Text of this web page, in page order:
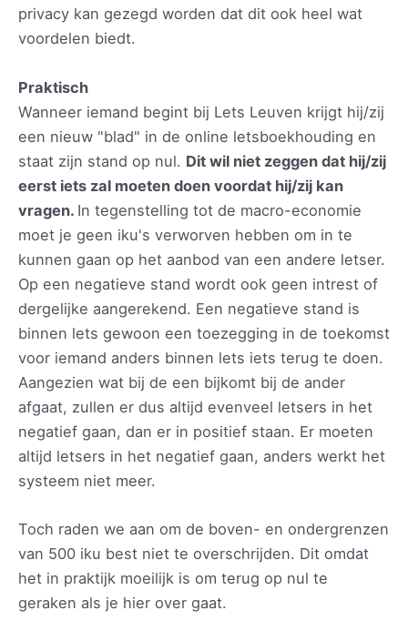
privacy kan gezegd worden dat dit ook heel wat
voordelen biedt.
Praktisch
Wanneer iemand begint bij Lets Leuven krijgt hij/zij
een nieuw "blad" in de online letsboekhouding en
staat zijn stand op nul. Dit wil niet zeggen dat hij/zij
eerst iets zal moeten doen voordat hij/zij kan
vragen. In tegenstelling tot de macro-economie
moet je geen iku's verworven hebben om in te
kunnen gaan op het aanbod van een andere letser.
Op een negatieve stand wordt ook geen intrest of
dergelijke aangerekend. Een negatieve stand is
binnen lets gewoon een toezegging in de toekomst
voor iemand anders binnen lets iets terug te doen.
Aangezien wat bij de een bijkomt bij de ander
afgaat, zullen er dus altijd evenveel letsers in het
negatief gaan, dan er in positief staan. Er moeten
altijd letsers in het negatief gaan, anders werkt het
systeem niet meer.
Toch raden we aan om de boven- en ondergrenzen
van 500 iku best niet te overschrijden. Dit omdat
het in praktijk moeilijk is om terug op nul te
geraken als je hier over gaat.